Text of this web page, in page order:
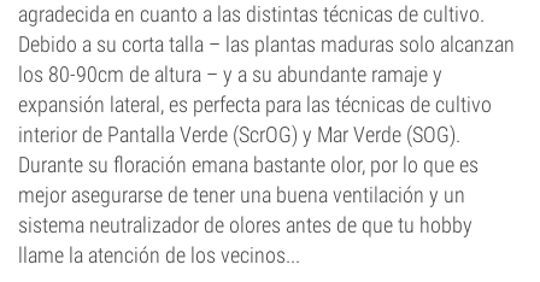
agradecida en cuanto a las distintas técnicas de cultivo.
Debido a su corta talla – las plantas maduras solo alcanzan
los 80-90cm de altura – y a su abundante ramaje y
expansión lateral, es perfecta para las técnicas de cultivo
interior de Pantalla Verde (ScrOG) y Mar Verde (SOG).
Durante su floración emana bastante olor, por lo que es
mejor asegurarse de tener una buena ventilación y un
sistema neutralizador de olores antes de que tu hobby
llame la atención de los vecinos...